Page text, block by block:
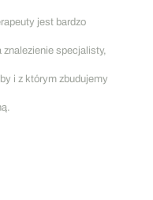
jest bardzo
specjalisty,
i z którym zbudujemy